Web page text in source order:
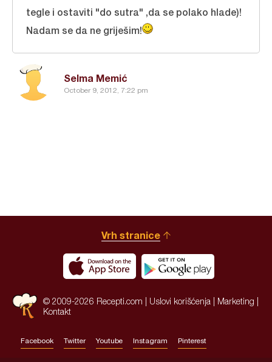
Selma Memić
October 9, 2012, 7:22 pm
tegle i ostaviti "do sutra" ,da se polako hlade)!
Nadam se da ne griješim!
Vrh stranice
© 2009-2026 Recepti.com | Uslovi korišćenja Marketing
Kontakt
Facebook Twitter Youtube Instagram Pinterest